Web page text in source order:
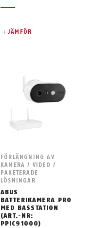
JÄMFÖR
FÖRLÄNGNING AV
KAMERA / VIDEO /
PAKETERADE
LÖSNINGAR
ABUS
BATTERIKAMERA PRO
MED BASSTATION
(ART.-NR:
PPIC91000)